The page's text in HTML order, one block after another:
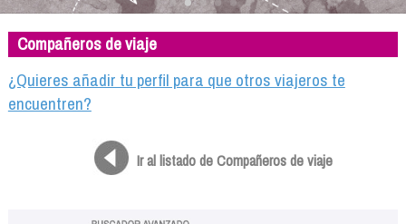
Camino solidario
Libros
Compañeros de viaje
Compañeros de viaje
¿Quieres añadir tu perfil para que otros viajeros te
encuentren?
Ir al listado de Compañeros de viaje